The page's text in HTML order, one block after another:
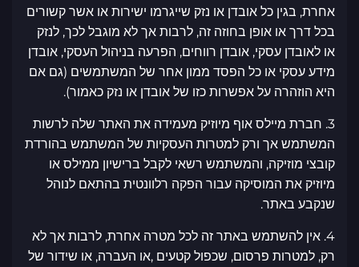
אחרת, בגין כל אובדן או נזק שייגרמו ישירות או אשר קשורים
בכל דרך או אופן בחוזה זה, לרבות אך לא מוגבל לכך, לנזק
או לאובדן עסקי, אובדן רווחים, הפרעה בניהול העסקי, אובדן
מידע עסקי או כל הפסד ממון אחר של המשתמשים (גם אם
היא הוזהרה על אפשרות כזו של אובדן או נזק כאמור).
3. חברת מיילס אוף מיוזיק מעמידה את האתר שלה לרשות
המשתמש אך ורק למטרות העסקיות של המשתמש בהורדת
קובצי מוזיקה, והמשתמש רשאי לקבל ברישיון ממילס או
מיוזיק את המוסיקה עבור הפקה רלוונטית בהתאם לנוהל
שנקבע באתר.
4. אין להשתמש באתר זה לכל מטרה אחרת, לרבות אך לא
רק, למטרות פרסום, שכפול קטעים ,או העברה, או שידור של